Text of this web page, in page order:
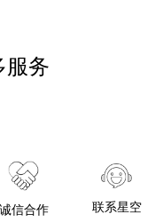
服务
诚信合作 联系星空